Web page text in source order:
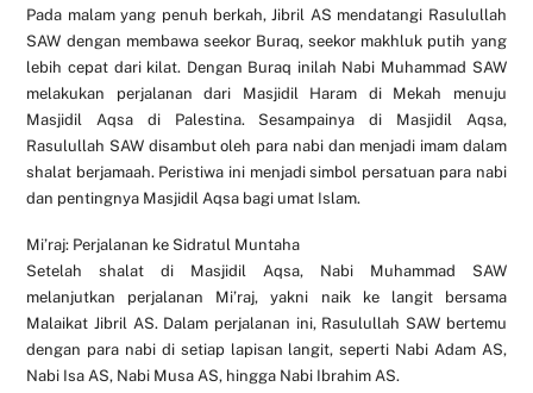
Pada malam yang penuh berkah, Jibril AS mendatangi Rasulullah
SAW dengan membawa seekor Buraq, seekor makhluk putih yang
lebih cepat dari kilat. Dengan Buraq inilah Nabi Muhammad SAW
melakukan perjalanan dari Masjidil Haram di Mekah menuju
Masjidil Aqsa di Palestina. Sesampainya di Masjidil Aqsa,
Rasulullah SAW disambut oleh para nabi dan menjadi imam dalam
shalat berjamaah. Peristiwa ini menjadi simbol persatuan para nabi
dan pentingnya Masjidil Aqsa bagi umat Islam.
Mi’raj: Perjalanan ke Sidratul Muntaha
Setelah shalat di Masjidil Aqsa, Nabi Muhammad SAW
melanjutkan perjalanan Mi’raj, yakni naik ke langit bersama
Malaikat Jibril AS. Dalam perjalanan ini, Rasulullah SAW bertemu
dengan para nabi di setiap lapisan langit, seperti Nabi Adam AS,
Nabi Isa AS, Nabi Musa AS, hingga Nabi Ibrahim AS.